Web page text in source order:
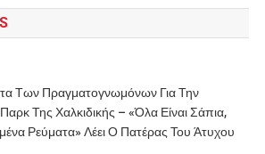
Των Πραγματογνωμόνων Για Την
Της Χαλκιδικής – «Όλα Είναι Σάπια,
Ρεύματα» Λέει Ο Πατέρας Του Άτυχου